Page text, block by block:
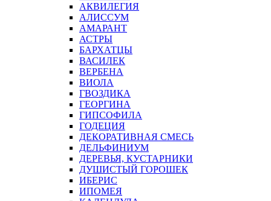
АКВИЛЕГИЯ
АЛИССУМ
АМАРАНТ
АСТРЫ
БАРХАТЦЫ
ВАСИЛЕК
ВЕРБЕНА
ВИОЛА
ГВОЗДИКА
ГЕОРГИНА
ГИПСОФИЛА
ГОДЕЦИЯ
ДЕКОРАТИВНАЯ СМЕСЬ
ДЕЛЬФИНИУМ
ДЕРЕВЬЯ, КУСТАРНИКИ
ДУШИСТЫЙ ГОРОШЕК
ИБЕРИС
ИПОМЕЯ